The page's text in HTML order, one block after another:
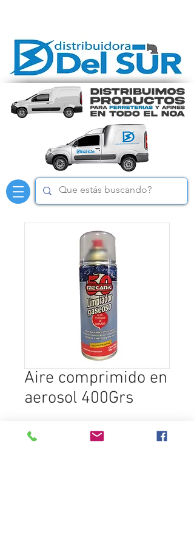
Aire comprimido en
aerosol 400Grs
SELECCIONAR PRODUCTO